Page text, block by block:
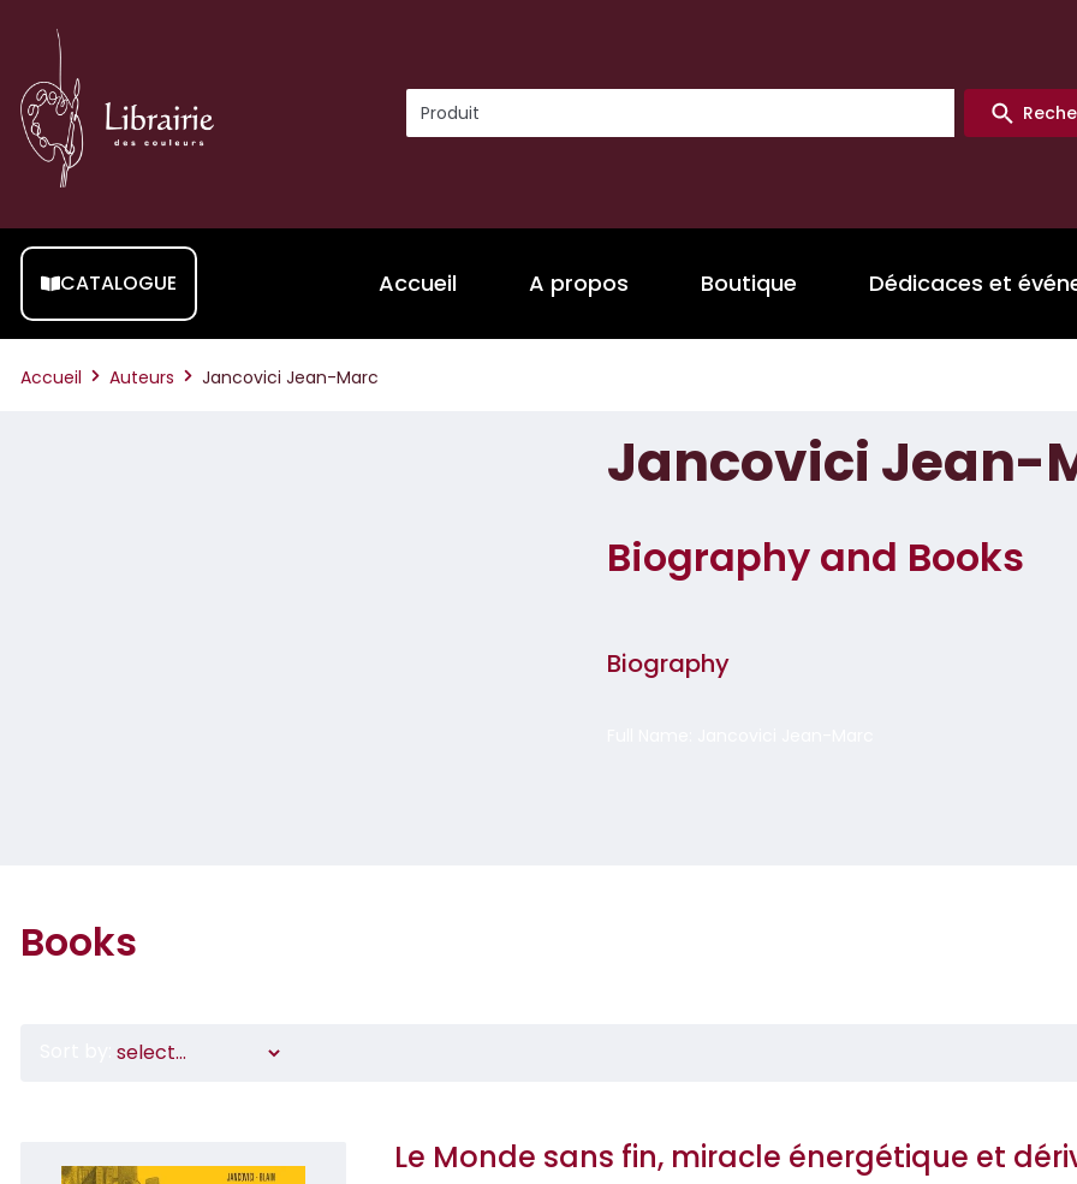
CATALOGUE Accueil A propos Boutique Dédicaces et
Accueil Auteurs Jancovici Jean-Marc
Jancovici Jean-
Biography and Books
Biography
Books
Le Monde sans fin, miracle énergétique et